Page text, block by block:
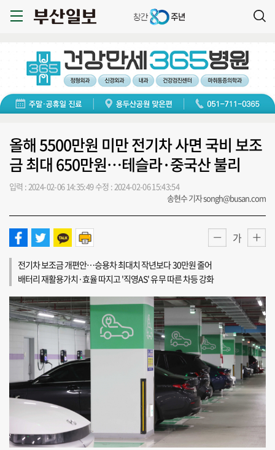
올해 5500만원 미만 전기차 사면 국비 보조
금 최대 650만원…테슬라·중국산 불리
입력 : 2024-02-06 14:35:49수정 : 2024-02-06 15:43:54
송현수 기자 songh@busan.com
가
전기차 보조금 개편안…승용차 최대치 작년보다 30만원 줄어
배터리 재활용가치·효율 따지고 '직영AS' 유무 따른 차등 강화